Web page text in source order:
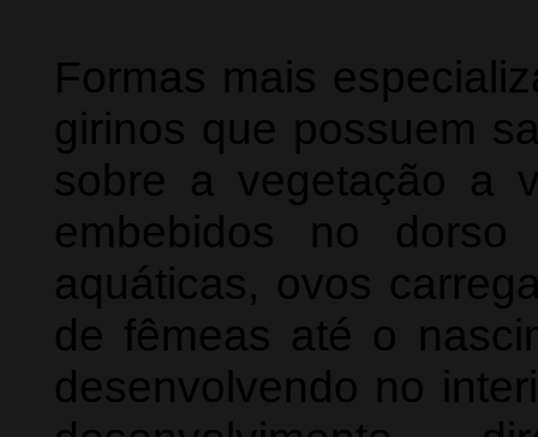
Formas mais
girinos que possuem
sobre a vegetação a
embebidos no dorso
aquáticas, ovos
de fêmeas até o
desenvolvendo no